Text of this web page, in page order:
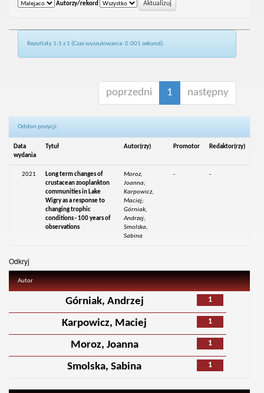
Autorzy/rekord
Rezultaty 1-1 z 1 (Czas wyszukiwania: 0.001 sekund).
poprzedni 1 następny
Odsłon pozycji:
Data
wydania
Tytuł Autor(rzy) Promotor Redaktor(rzy)
2021
Long term changes of
crustacean zooplankton
communities in Lake
Wigry as a response to
changing trophic
conditions - 100 years of
observations
Moroz,
Joanna;
Karpowicz,
Maciej;
Górniak,
Andrzej;
Smolska,
Sabina
- -
Odkryj
Autor
1
Górniak, Andrzej
1
Karpowicz, Maciej
1
Moroz, Joanna
1
Smolska, Sabina